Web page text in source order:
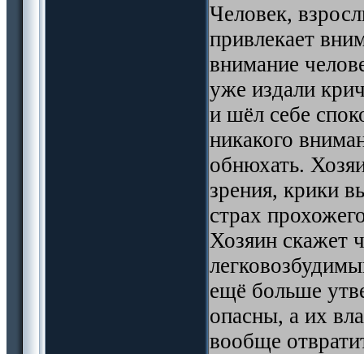
Человек,
привлекает
внимание
уже издали
и шёл себе
никакого
обнюхать.
зрения, крики
страх
Хозяин скажет
ещё больше
опасны, а их
вообще